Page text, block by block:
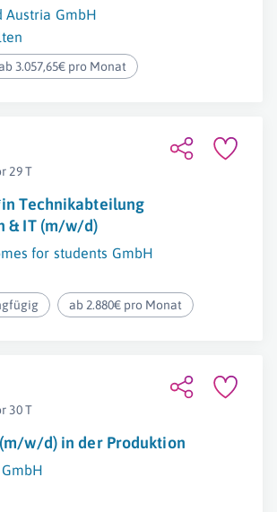
Austria GmbH
3.057,65€ pro Monat
29 T
Technikabteilung
& IT (m/w/d)
for students GmbH
ab 2.880€ pro Monat
30 T
w/d) in der Produktion